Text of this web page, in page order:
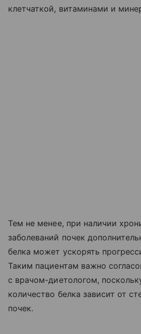
клетчаткой, витаминами и
Тем не менее, при наличии
заболеваний почек
белка может ускорять
Таким пациентам важно
с врачом-диетологом,
количество белка зависит от
почек.